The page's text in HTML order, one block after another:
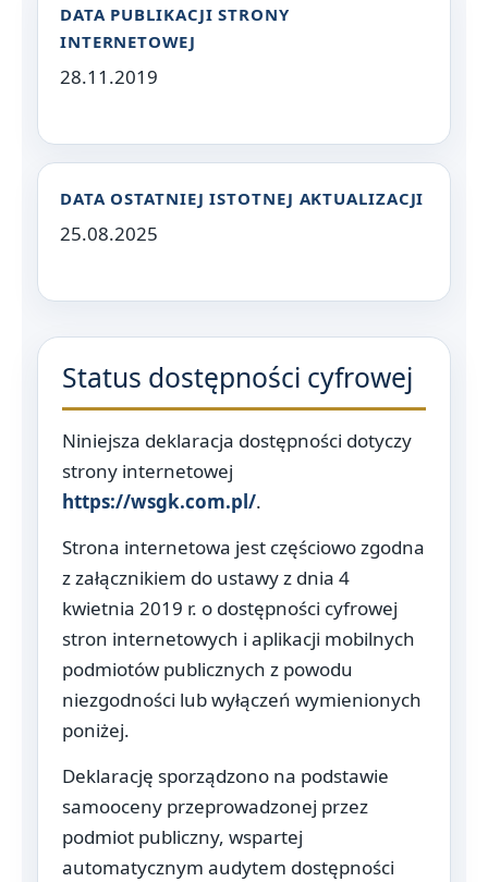
DATA PUBLIKACJI STRONY
INTERNETOWEJ
28.11.2019
DATA OSTATNIEJ ISTOTNEJ AKTUALIZACJI
25.08.2025
Status dostępności cyfrowej
Niniejsza deklaracja dostępności dotyczy
strony internetowej
https://wsgk.com.pl/.
Strona internetowa jest częściowo zgodna
z załącznikiem do ustawy z dnia 4
kwietnia 2019 r. o dostępności cyfrowej
stron internetowych i aplikacji mobilnych
podmiotów publicznych z powodu
niezgodności lub wyłączeń wymienionych
poniżej.
Deklarację sporządzono na podstawie
samooceny przeprowadzonej przez
podmiot publiczny, wspartej
automatycznym audytem dostępności